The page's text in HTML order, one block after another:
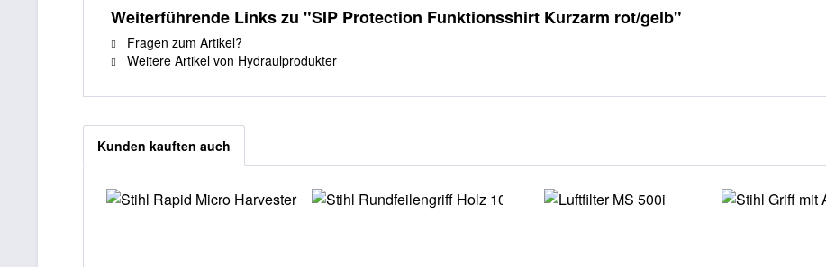
Weiterführende Links zu "SIP Protection Funktionsshirt Kurzarm rot/gelb"
Fragen zum Artikel?
Weitere Artikel von Hydraulprodukter
Kunden kauften auch